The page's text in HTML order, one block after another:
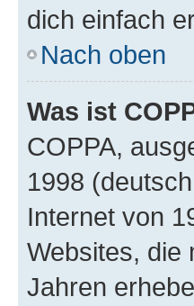
dich einfach
Nach oben
Was ist
COPPA,
1998
Internet von
Websites, die
Jahren